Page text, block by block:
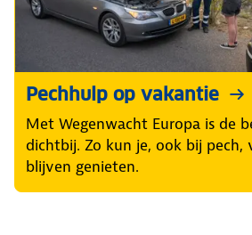
Pechhulp op vakantie
Met Wegenwacht Europa is de
dichtbij. Zo kun je, ook bij pech,
blijven genieten.